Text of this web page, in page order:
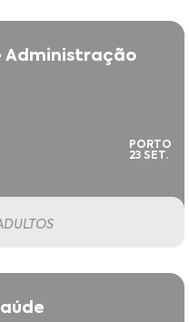
Administração
PORTO
23 SET.